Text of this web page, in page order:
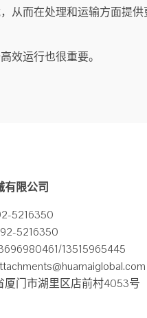
从而在处理和运输方面提供
效运行也很重要。
有限公司
5216350
5216350
13515965445
厦门市湖里区店前村4053号